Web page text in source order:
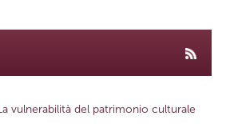
vulnerabilità del patrimonio culturale